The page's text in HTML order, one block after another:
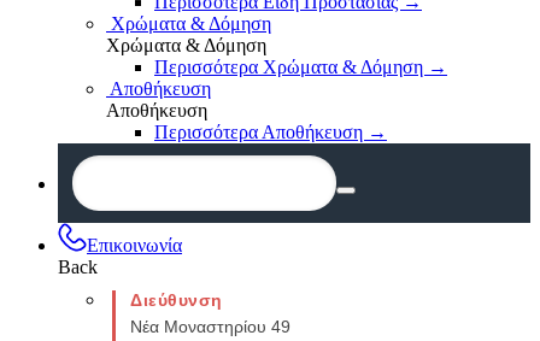
Χρώματα & Δόμηση
Χρώματα & Δόμηση
Περισσότερα Χρώματα & Δόμηση →
Αποθήκευση
Αποθήκευση
Περισσότερα Αποθήκευση →
Επικοινωνία
Back
Διεύθυνση
Νέα Μοναστηρίου 49